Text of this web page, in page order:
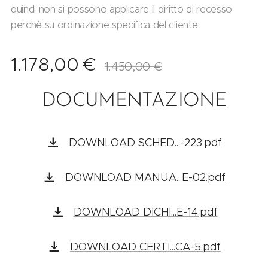
quindi non si possono applicare il diritto di recesso
perchè su ordinazione specifica del cliente.
1.178,00 € 1.450,00€
DOCUMENTAZIONE
DOWNLOAD SCHED...-223.pdf
DOWNLOAD MANUA...E-02.pdf
DOWNLOAD DICHI...E-14.pdf
DOWNLOAD CERTI...CA-5.pdf